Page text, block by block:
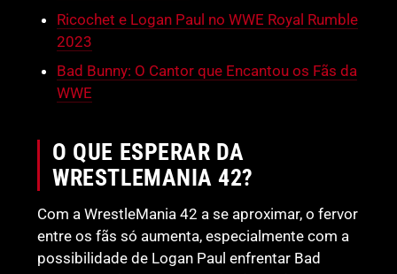
Ricochet e Logan Paul no WWE Royal Rumble
2023
Bad Bunny: O Cantor que Encantou os Fãs da
WWE
O QUE ESPERAR DA
WRESTLEMANIA 42?
Com a WrestleMania 42 a se aproximar, o fervor
entre os fãs só aumenta, especialmente com a
possibilidade de Logan Paul enfrentar Bad